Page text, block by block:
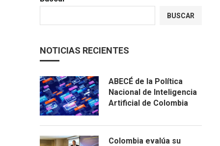
BUSCAR
NOTICIAS RECIENTES
ABECÉ de la Política
Nacional de Inteligencia
Artificial de Colombia
Colombia evalúa su